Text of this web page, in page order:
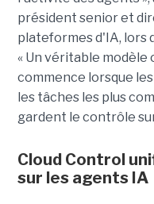
président senior et
plateformes d'IA, lors
« Un véritable
commence lorsque
les tâches les plus
gardent le contrôle
Cloud Control
sur les agents IA